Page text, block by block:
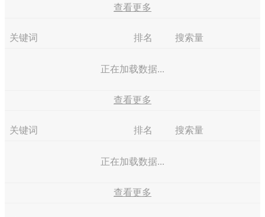
查看更多
关键词 排名 搜索量
正在加载数据...
查看更多
关键词 排名 搜索量
正在加载数据...
查看更多